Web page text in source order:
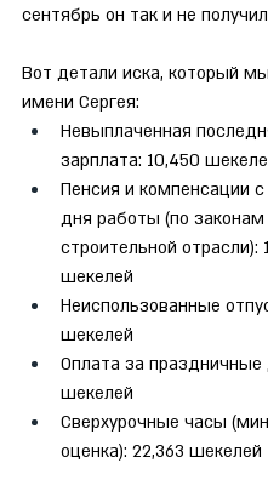
сентябрь он так и не
Вот детали иска, который
имени Сергея:
Невыплаченная
зарплата: 10,450
Пенсия и компенсации с
дня работы (по законам
строительной отрасли):
шекелей
Неиспользованные
шекелей
Оплата за праздничные
шекелей
Сверхурочные часы
оценка): 22,363 шекелей